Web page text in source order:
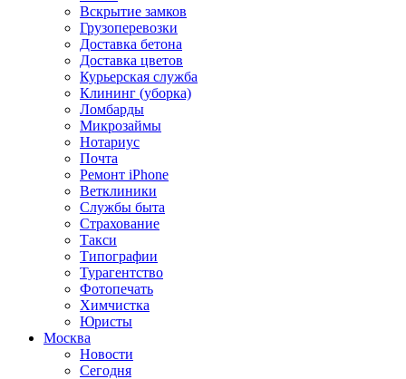
Вскрытие замков
Грузоперевозки
Доставка бетона
Доставка цветов
Курьерская служба
Клининг (уборка)
Ломбарды
Микрозаймы
Нотариус
Почта
Ремонт iPhone
Ветклиники
Службы быта
Страхование
Такси
Типографии
Турагентство
Фотопечать
Химчистка
Юристы
Москва
Новости
Сегодня